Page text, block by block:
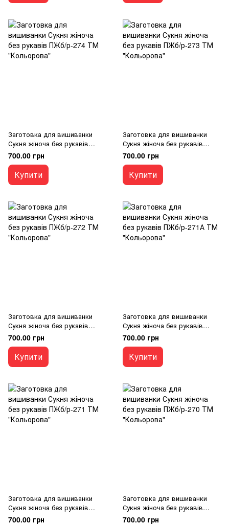
Заготовка для вишиванки
Сукня жіноча без рукавів
ПЖб/р-274 ТМ "Кольорова"
700.00 грн
Купити
Заготовка для вишиванки
Сукня жіноча без рукавів
ПЖб/р-273 ТМ "Кольорова"
700.00 грн
Купити
Заготовка для вишиванки
Сукня жіноча без рукавів
ПЖб/р-272 ТМ "Кольорова"
700.00 грн
Купити
Заготовка для вишиванки
Сукня жіноча без рукавів
ПЖб/р-271А ТМ "Кольорова"
700.00 грн
Купити
Заготовка для вишиванки
Сукня жіноча без рукавів
ПЖб/р-271 ТМ "Кольорова"
700.00 грн
Заготовка для вишиванки
Сукня жіноча без рукавів
ПЖб/р-270 ТМ "Кольорова"
700.00 грн